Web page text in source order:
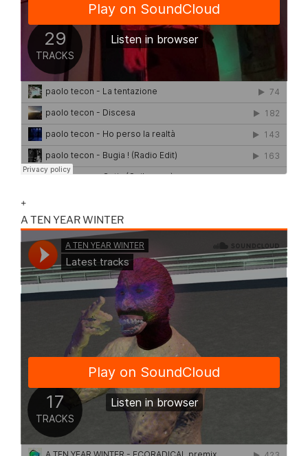
+
A TEN YEAR WINTER